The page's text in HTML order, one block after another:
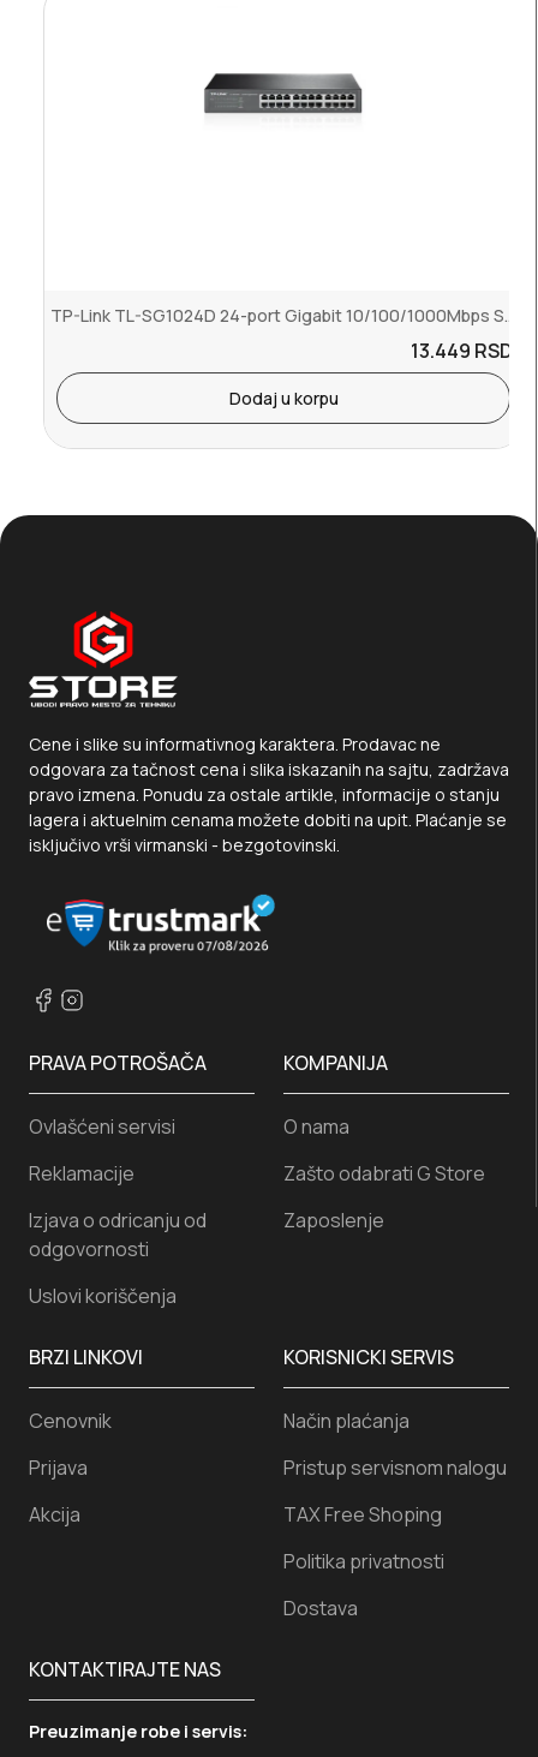
TP-Link TL-SG1024D 24-port Gigabit 10/100/1000Mbps Switch,desktop,i...
13.449 RSD.
Dodaj u korpu
Cene i slike su informativnog karaktera. Prodavac ne
odgovara za tačnost cena i slika iskazanih na sajtu, zadržava
pravo izmena. Ponudu za ostale artikle, informacije o stanju
lagera i aktuelnim cenama možete dobiti na upit. Plaćanje se
isključivo vrši virmanski - bezgotovinski.
KORISNICKI SERVIS
Način plaćanja
Pristup servisnom nalogu
TAX Free Shoping
Politika privatnosti
Dostava
PRAVA POTROŠAČA
Ovlašćeni servisi
Reklamacije
Izjava o odricanju od
odgovornosti
Uslovi koriščenja
KONTAKTIRAJTE NAS
Preuzimanje robe i servis:
KOMPANIJA
O nama
Zašto odabrati G Store
Zaposlenje
BRZI LINKOVI
Cenovnik
Prijava
Akcija